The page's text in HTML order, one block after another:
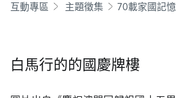
互動專區 主題徵集 70載家國記
白馬行的的國慶牌樓